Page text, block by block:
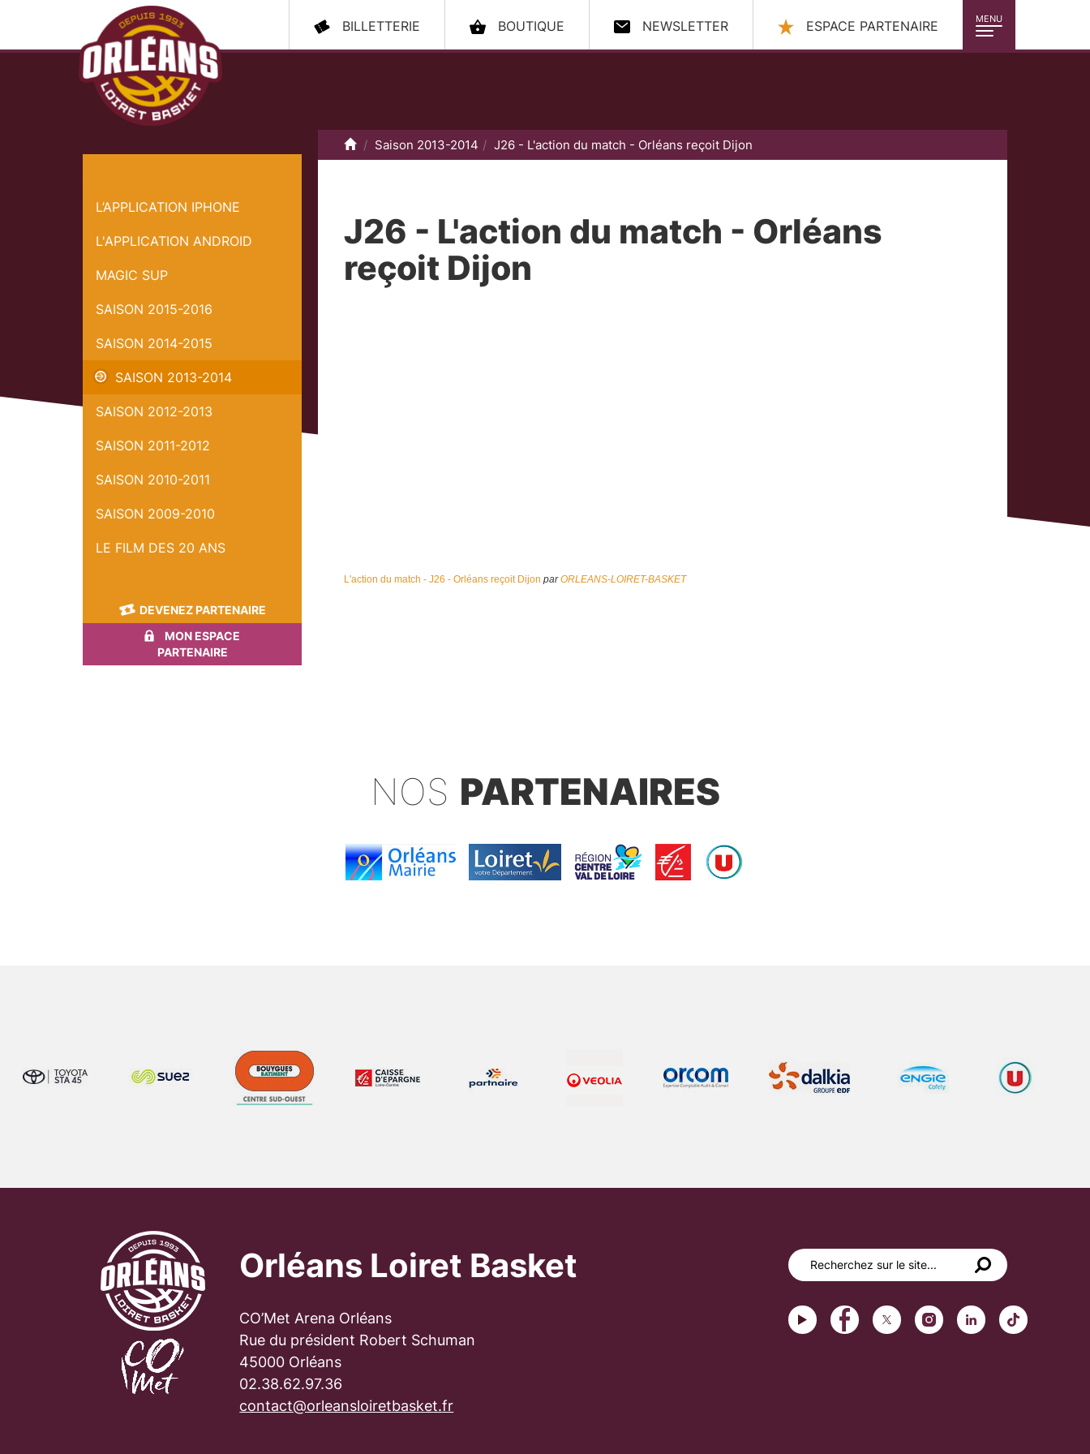
MENU
BILLETTERIE BOUTIQUE NEWSLETTER ESPACE PARTENAIRE
L’APPLICATION IPHONE
L'APPLICATION ANDROID
MAGIC SUP
SAISON 2015-2016
SAISON 2014-2015
SAISON 2013-2014
SAISON 2012-2013
SAISON 2011-2012
SAISON 2010-2011
SAISON 2009-2010
LE FILM DES 20 ANS
DEVENEZ PARTENAIRE
MON ESPACE
PARTENAIRE
AccueilSaison 2013-2014 J26 - L'action du match - Orléans reçoit Dijon
J26 - L'action du match - Orléans
reçoit Dijon
L'action du match - J26 - Orléans reçoit Dijon parORLEANS-LOIRET-BASKET
NOS PARTENAIRES
Orléans Loiret Basket
CO’Met Arena Orléans
Rue du président Robert Schuman
45000 Orléans
02.38.62.97.36
contact@orleansloiretbasket.fr